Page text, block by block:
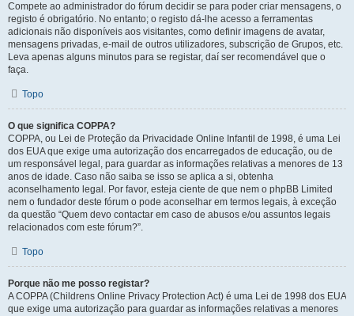
Compete ao administrador do fórum decidir se para poder criar mensagens, o
registo é obrigatório. No entanto; o registo dá-lhe acesso a ferramentas
adicionais não disponíveis aos visitantes, como definir imagens de avatar,
mensagens privadas, e-mail de outros utilizadores, subscrição de Grupos, etc.
Leva apenas alguns minutos para se registar, daí ser recomendável que o
faça.
Topo
O que significa COPPA?
COPPA, ou Lei de Proteção da Privacidade Online Infantil de 1998, é uma Lei
dos EUA que exige uma autorização dos encarregados de educação, ou de
um responsável legal, para guardar as informações relativas a menores de 13
anos de idade. Caso não saiba se isso se aplica a si, obtenha
aconselhamento legal. Por favor, esteja ciente de que nem o phpBB Limited
nem o fundador deste fórum o pode aconselhar em termos legais, à exceção
da questão “Quem devo contactar em caso de abusos e/ou assuntos legais
relacionados com este fórum?”.
Topo
Porque não me posso registar?
A COPPA (Childrens Online Privacy Protection Act) é uma Lei de 1998 dos EUA
que exige uma autorização para guardar as informações relativas a menores